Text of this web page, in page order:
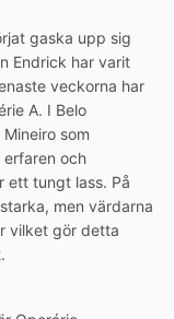
gaska upp sig
Endrick har varit
veckorna har
A. I Belo
som
och
ett tungt lass. På
men värdarna
vilket gör detta